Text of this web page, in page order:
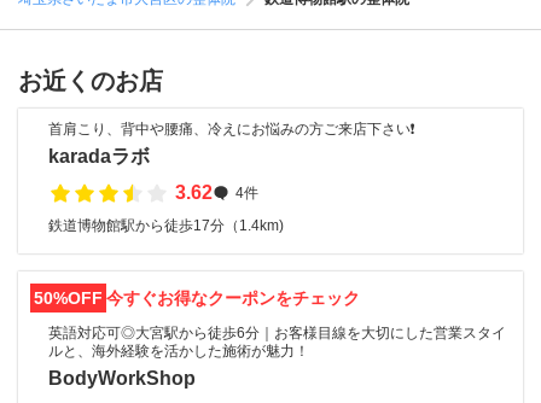
お近くのお店
首肩こり、背中や腰痛、冷えにお悩みの方ご来店下さい❗
karadaラボ
3.62
4件
鉄道博物館駅から徒歩17分（1.4km)
50%OFF 今すぐお得なクーポンをチェック
英語対応可◎大宮駅から徒歩6分｜お客様目線を大切にした営業スタイ
ルと、海外経験を活かした施術が魅力！
BodyWorkShop